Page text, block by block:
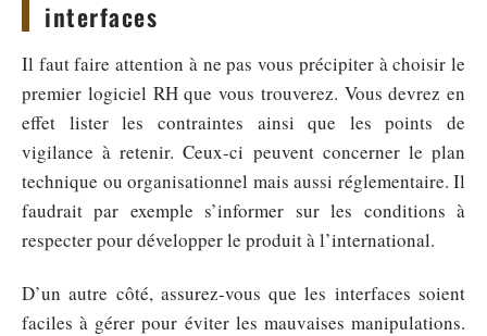
interfaces
Il faut faire attention à ne pas vous précipiter à choisir le
premier logiciel RH que vous trouverez. Vous devrez en
effet lister les contraintes ainsi que les points de
vigilance à retenir. Ceux-ci peuvent concerner le plan
technique ou organisationnel mais aussi réglementaire. Il
faudrait par exemple s’informer sur les conditions à
respecter pour développer le produit à l’international.
D’un autre côté, assurez-vous que les interfaces soient
faciles à gérer pour éviter les mauvaises manipulations.